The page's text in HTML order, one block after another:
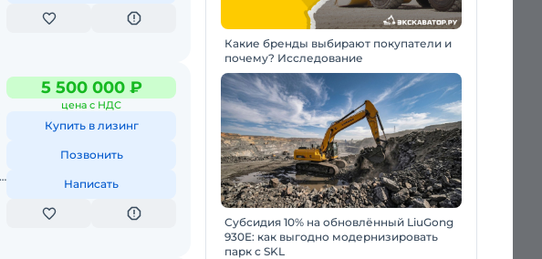
5 500 000 ₽
цена с НДС
Купить в лизинг
Позвонить
Написать
Какие бренды выбирают покупатели и
почему? Исследование
Субсидия 10% на обновлённый LiuGong
930E: как выгодно модернизировать
парк с SKL